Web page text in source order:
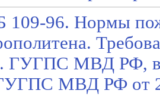
96. Нормы
ГУГПС МВД РФ,
МВД РФ от